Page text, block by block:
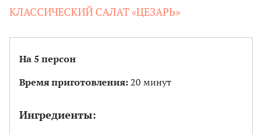
КЛАССИЧЕСКИЙ САЛАТ «ЦЕЗАРЬ»
На 5 персон
Время приготовления:20 минут
Ингредиенты: